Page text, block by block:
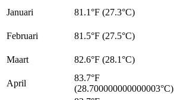
Januari
81.1°F (27.3°C)
Februari 81.5°F (27.5°C)
Maart 82.6°F (28.1°C)
April
83.7°F
(28.700000000000003°C)